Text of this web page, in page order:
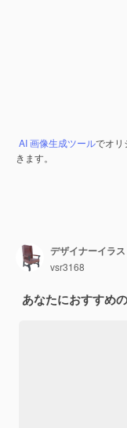
AI 画像生成ツールでオリ
きます。
デザイナーイラ
vsr3168
あなたにおすすめ